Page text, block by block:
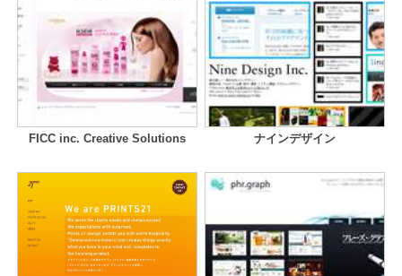
FICC inc. Creative Solutions ナインデザイン